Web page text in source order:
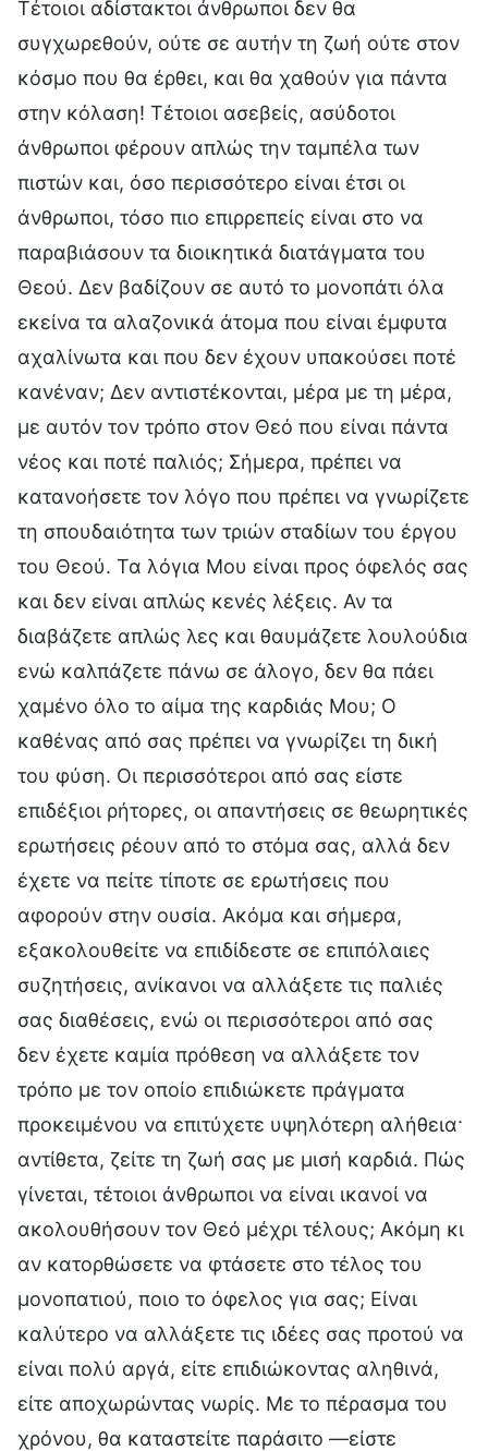
Τέτοιοι αδίστακτοι άνθρωποι δεν θα
συγχωρεθούν, ούτε σε αυτήν τη ζωή ούτε στον
κόσμο που θα έρθει, και θα χαθούν για πάντα
στην κόλαση! Τέτοιοι ασεβείς, ασύδοτοι
άνθρωποι φέρουν απλώς την ταμπέλα των
πιστών και, όσο περισσότερο είναι έτσι οι
άνθρωποι, τόσο πιο επιρρεπείς είναι στο να
παραβιάσουν τα διοικητικά διατάγματα του
Θεού. Δεν βαδίζουν σε αυτό το μονοπάτι όλα
εκείνα τα αλαζονικά άτομα που είναι έμφυτα
αχαλίνωτα και που δεν έχουν υπακούσει ποτέ
κανέναν; Δεν αντιστέκονται, μέρα με τη μέρα,
με αυτόν τον τρόπο στον Θεό που είναι πάντα
νέος και ποτέ παλιός; Σήμερα, πρέπει να
κατανοήσετε τον λόγο που πρέπει να γνωρίζετε
τη σπουδαιότητα των τριών σταδίων του έργου
του Θεού. Τα λόγια Μου είναι προς όφελός σας
και δεν είναι απλώς κενές λέξεις. Αν τα
διαβάζετε απλώς λες και θαυμάζετε λουλούδια
ενώ καλπάζετε πάνω σε άλογο, δεν θα πάει
χαμένο όλο το αίμα της καρδιάς Μου; Ο
καθένας από σας πρέπει να γνωρίζει τη δική
του φύση. Οι περισσότεροι από σας είστε
επιδέξιοι ρήτορες, οι απαντήσεις σε θεωρητικές
ερωτήσεις ρέουν από το στόμα σας, αλλά δεν
έχετε να πείτε τίποτε σε ερωτήσεις που
αφορούν στην ουσία. Ακόμα και σήμερα,
εξακολουθείτε να επιδίδεστε σε επιπόλαιες
συζητήσεις, ανίκανοι να αλλάξετε τις παλιές
σας διαθέσεις, ενώ οι περισσότεροι από σας
δεν έχετε καμία πρόθεση να αλλάξετε τον
τρόπο με τον οποίο επιδιώκετε πράγματα
προκειμένου να επιτύχετε υψηλότερη αλήθεια·
αντίθετα, ζείτε τη ζωή σας με μισή καρδιά. Πώς
γίνεται, τέτοιοι άνθρωποι να είναι ικανοί να
ακολουθήσουν τον Θεό μέχρι τέλους; Ακόμη κι
αν κατορθώσετε να φτάσετε στο τέλος του
μονοπατιού, ποιο το όφελος για σας; Είναι
καλύτερο να αλλάξετε τις ιδέες σας προτού να
είναι πολύ αργά, είτε επιδιώκοντας αληθινά,
είτε αποχωρώντας νωρίς. Με το πέρασμα του
χρόνου, θα καταστείτε παράσιτο —είστε